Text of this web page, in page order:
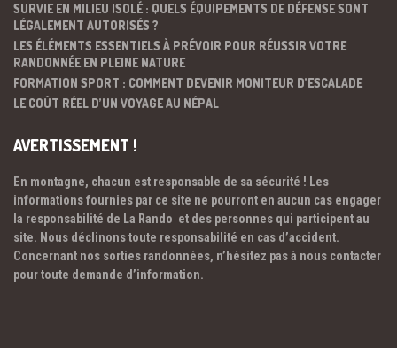
SURVIE EN MILIEU ISOLÉ : QUELS ÉQUIPEMENTS DE DÉFENSE SONT
LÉGALEMENT AUTORISÉS ?
LES ÉLÉMENTS ESSENTIELS À PRÉVOIR POUR RÉUSSIR VOTRE
RANDONNÉE EN PLEINE NATURE
FORMATION SPORT : COMMENT DEVENIR MONITEUR D’ESCALADE
LE COÛT RÉEL D’UN VOYAGE AU NÉPAL
AVERTISSEMENT !
En montagne, chacun est responsable de sa sécurité ! Les
informations fournies par ce site ne pourront en aucun cas engager
la responsabilité de La Rando et des personnes qui participent au
site. Nous déclinons toute responsabilité en cas d’accident.
Concernant nos sorties randonnées, n’hésitez pas à nous contacter
pour toute demande d’information.